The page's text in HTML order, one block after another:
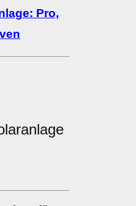
Pro,